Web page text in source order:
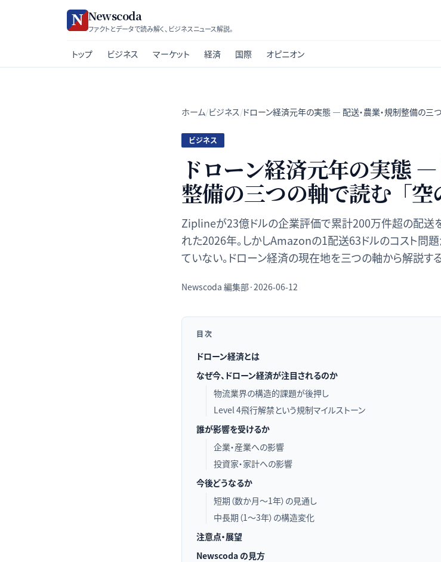
Newscoda
ファクトとデータで読み解く、ビジネスニュース解説。
トップ ビジネス マーケット 経済 国際 オピニオン
ホーム/ビジネス/ドローン経済元年の実態 — 配送・農業・規制整備の三
ビジネス
ドローン経済元年の実態
整備の三つの軸で読む「空
Ziplineが23億ドルの企業評価で累計200万件超の配送
れた2026年。しかしAmazonの1配送63ドルのコスト問
ていない。ドローン経済の現在地を三つの軸から解説する
Newscoda 編集部·2026-06-12
目次
ドローン経済とは
なぜ今、ドローン経済が注目されるのか
物流業界の構造的課題が後押し
Level 4飛行解禁という規制マイルストーン
誰が影響を受けるか
企業・産業への影響
投資家・家計への影響
今後どうなるか
短期（数か月〜1年）の見通し
中長期（1〜3年）の構造変化
注意点・展望
Newscoda の見方